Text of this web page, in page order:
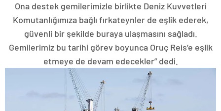
Ona destek gemilerimizle birlikte Deniz Kuvvetleri
Komutanlığımıza bağlı fırkateynler de eşlik ederek,
güvenli bir şekilde buraya ulaşmasını sağladı.
Gemilerimiz bu tarihi görev boyunca Oruç Reis’e eşlik
etmeye de devam edecekler” dedi.